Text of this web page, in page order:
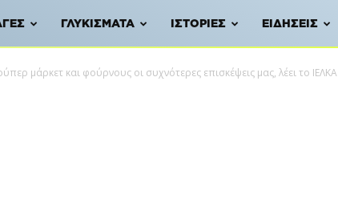
ΓΛΥΚΊΣΜΑΤΑ ΙΣΤΟΡΊΕΣ ΕΙΔΉΣΕΙΣ
μάρκετ και φούρνους οι συχνότερες επισκέψεις μας, λέει το ΙΕΛΚΑ